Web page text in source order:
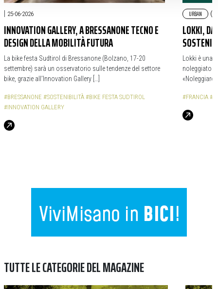
25-06-2026
INNOVATION GALLERY, A BRESSANONE TECNO E
DESIGN DELLA MOBILITÀ FUTURA
La bike festa Sudtirol di Bressanone (Bolzano, 17-20
settembre) sarà un osservatorio sulle tendenze del settore
bike, grazie all’Innovation Gallery […]
#BRESSANONE #SOSTENIBILITÀ #BIKE FESTA SUDTIROL
#INNOVATION GALLERY
URBAN
LOKKI,
Lokki è una
noleggiatori
«Noleggiare
#FRANCIA
TUTTE LE CATEGORIE DEL MAGAZINE